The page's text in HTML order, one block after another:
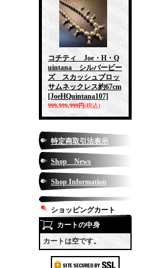
コチティ Joe・H・Q
uintana シルバービー
ズ スカッシュブロッ
サムネックレス約67cm
[JoeHQuintana107]
999,999,999円(税込)
特定商取引法表示
Shop News
Shop Information
ショッピングカート
カートの中身
カートは空です。